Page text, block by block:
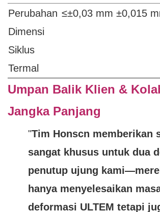
Perubahan
Dimensi
Siklus
Termal
≤±0,03 mm ±0,015
Umpan Balik Klien &
Jangka Panjang
"Tim Honscn memberikan
sangat khusus untuk dua
penutup ujung
hanya menyelesaikan
deformasi ULTEM tetapi